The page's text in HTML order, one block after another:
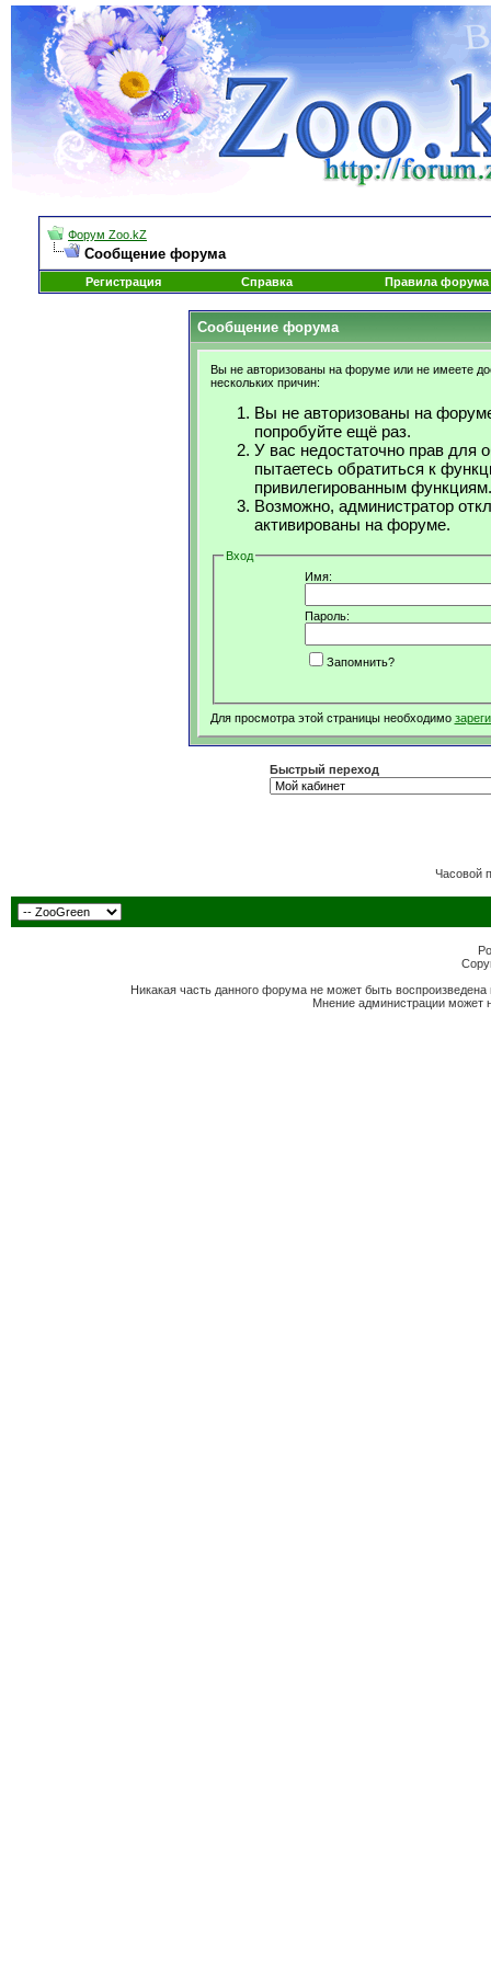
Форум Zoo.kZ
Сообщение форума
Регистрация Справка Правила форума
Сообщение форума
Вы не авторизованы на форуме или не имеете
нескольких причин:
Вы не авторизованы на
попробуйте ещё раз.
У вас недостаточно прав для
пытаетесь обратиться к
привилегированным функциям.
Возможно, администратор
активированы на форуме.
Вход
Имя:
Пароль:
Запомнить?
Для просмотра этой страницы необходимо
Быстрый переход
Часовой
Никакая часть данного форума не может быть
Мнение администрации может